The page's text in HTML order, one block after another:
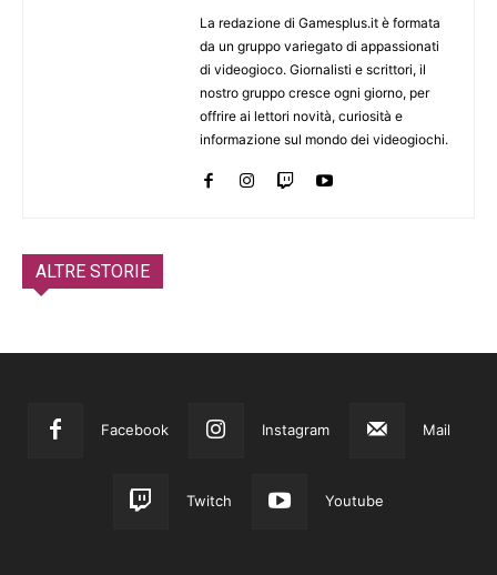
La redazione di Gamesplus.it è formata
da un gruppo variegato di appassionati
di videogioco. Giornalisti e scrittori, il
nostro gruppo cresce ogni giorno, per
offrire ai lettori novità, curiosità e
informazione sul mondo dei videogiochi.
ALTRE STORIE
Facebook Instagram Mail
Twitch Youtube